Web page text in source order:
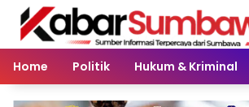
Langsung
konten
Home
Politik Hukum & Kriminal